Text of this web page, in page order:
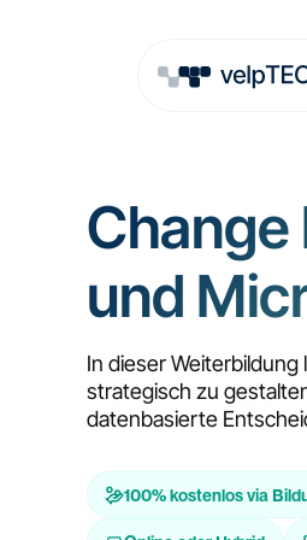
und
In dieser
strategisch zu
datenbasierte
100% kostenlos via